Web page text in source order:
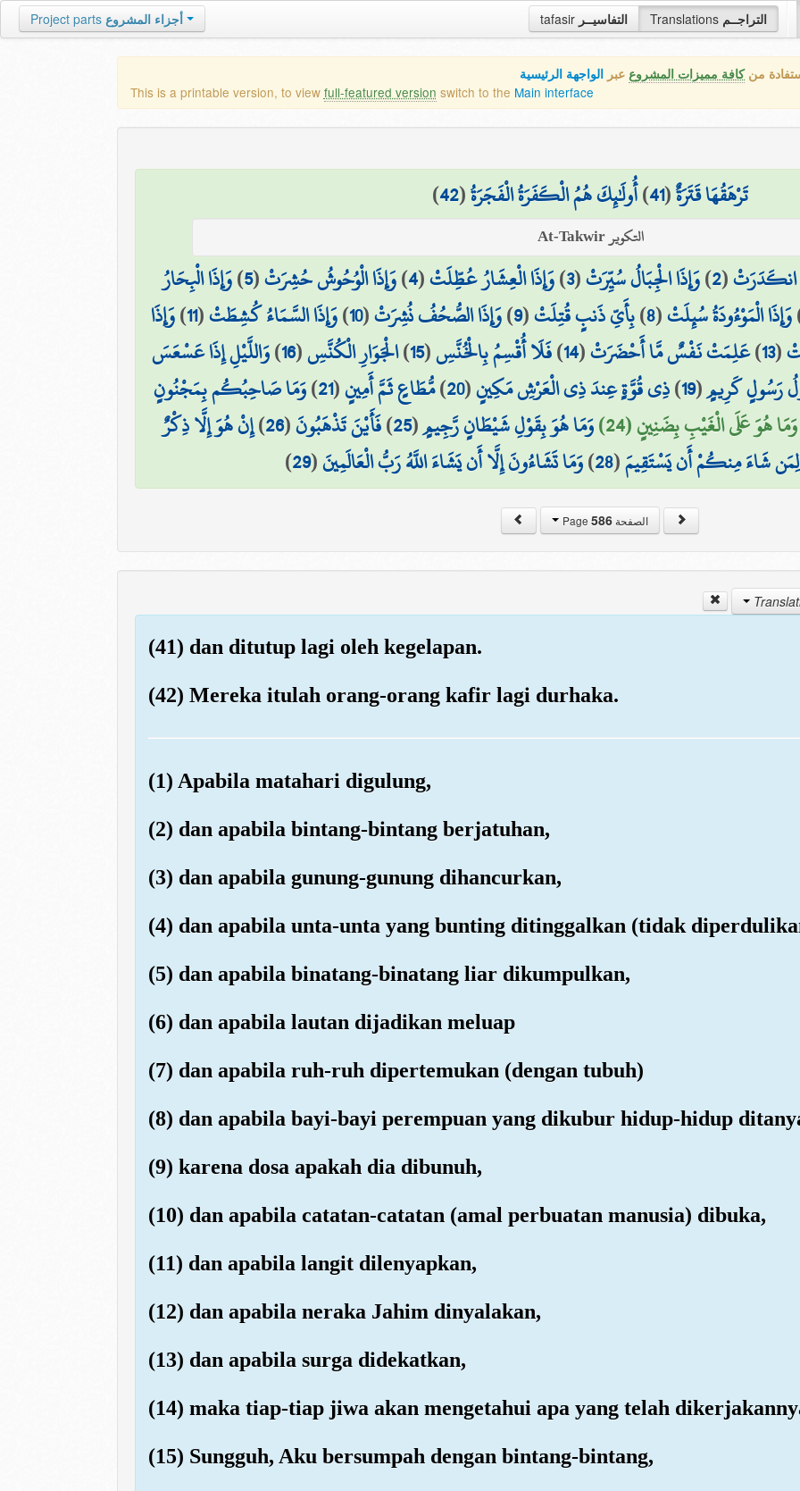
tafasir التفاسيــر Translations التراجــم Project parts أجزاء المشروع
منكافة مميزات المشروع عبر الواجهة الرئيسية
This is a printable version, to view full-featured version switch to the Main interface
تَرْهَقُهَا قَتَرَةٌ(
41
)أُولَٰئِكَ هُمُ الْكَفَرَةُ الْفَجَرَةُ(
42
)
التكوير At-Takwir
انكَدَرَتْ(
2
)وَإِذَا الْجِبَالُ سُيِّرَتْ(
3
)وَإِذَا الْعِشَارُ عُطِّلَتْ(
4
)وَإِذَا الْوُحُوشُ حُشِرَتْ(
5
)وَإِذَا الْبِحَارُ
وَإِذَا الْمَوْءُودَةُ سُئِلَتْ(
8
)بِأَيِّ ذَنبٍ قُتِلَتْ(
9
)وَإِذَا الصُّحُفُ نُشِرَتْ(
10
)وَإِذَا السَّمَاءُ كُشِطَتْ(
11
)وَإِذَا
(
13
)عَلِمَتْ نَفْسٌ مَّا أَحْضَرَتْ(
14
)فَلَا أُقْسِمُ بِالْخُنَّسِ(
15
)الْجَوَارِ الْكُنَّسِ(
16
)وَاللَّيْلِ إِذَا عَسْعَسَ
رَسُولٍ كَرِيمٍ(
19
)ذِي قُوَّةٍ عِندَ ذِي الْعَرْشِ مَكِينٍ(
20
)مُّطَاعٍ ثَمَّ أَمِينٍ(
21
)وَمَا صَاحِبُكُم بِمَجْنُونٍ
وَمَا هُوَ عَلَى الْغَيْبِ بِضَنِينٍ (24) وَمَا هُوَ بِقَوْلِ شَيْطَانٍ رَّجِيمٍ(
25
)فَأَيْنَ تَذْهَبُونَ(
26
)إِنْ هُوَ إِلَّا ذِكْرٌ
لِمَن شَاءَ مِنكُمْ أَن يَسْتَقِيمَ(
28
)وَمَا تَشَاءُونَ إِلَّا أَن يَشَاءَ اللَّهُ رَبُّ الْعَالَمِينَ(
29
)
الصفحة Page586
(41) dan ditutup lagi oleh kegelapan.
(42) Mereka itulah orang-orang kafir lagi durhaka.
(1) Apabila matahari digulung,
(2) dan apabila bintang-bintang berjatuhan,
(3) dan apabila gunung-gunung dihancurkan,
(4) dan apabila unta-unta yang bunting ditinggalkan (tidak
(5) dan apabila binatang-binatang liar dikumpulkan,
(6) dan apabila lautan dijadikan meluap
(7) dan apabila ruh-ruh dipertemukan (dengan tubuh)
(8) dan apabila bayi-bayi perempuan yang dikubur hidup-hidup
(9) karena dosa apakah dia dibunuh,
(10) dan apabila catatan-catatan (amal perbuatan manusia) dibuka,
(11) dan apabila langit dilenyapkan,
(12) dan apabila neraka Jahim dinyalakan,
(13) dan apabila surga didekatkan,
(14) maka tiap-tiap jiwa akan mengetahui apa yang telah
(15) Sungguh, Aku bersumpah dengan bintang-bintang,